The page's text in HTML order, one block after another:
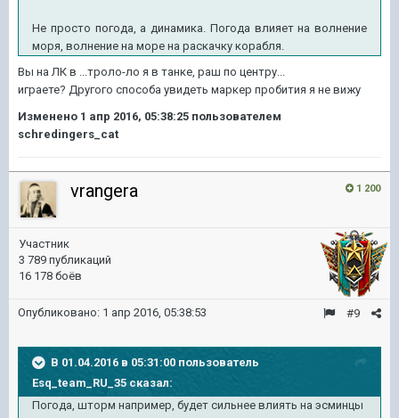
Не просто погода, а динамика. Погода влияет на волнение
моря, волнение на море на раскачку корабля.
Вы на ЛК в ...троло-ло я в танке, раш по центру...
играете? Другого способа увидеть маркер пробития я не вижу
Изменено 1 апр 2016, 05:38:25 пользователем
schredingers_cat
1 200
vrangera
Участник
3 789 публикаций
16 178 боёв
#9
Опубликовано: 1 апр 2016, 05:38:53
В 01.04.2016 в 05:31:00 пользователь
Esq_team_RU_35 сказал:
Погода, шторм например, будет сильнее влиять на эсминцы